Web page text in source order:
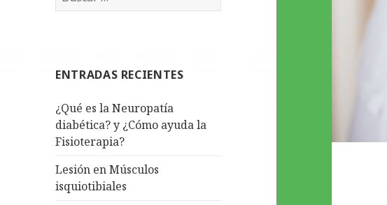
ENTRADAS RECIENTES
¿Qué es la Neuropatía
diabética? y ¿Cómo ayuda la
Fisioterapia?
Lesión en Músculos
isquiotibiales